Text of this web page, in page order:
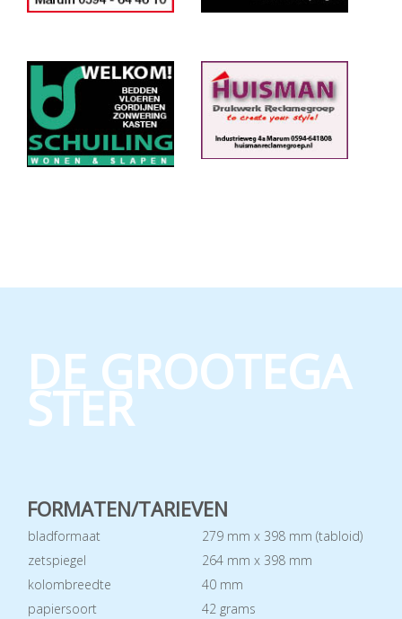
DE GROOTEGA
STER
FORMATEN/TARIEVEN
bladformaat
279 mm x 398 mm (tabloid)
zetspiegel
264 mm x 398 mm
kolombreedte
40 mm
papiersoort
42 grams